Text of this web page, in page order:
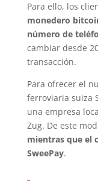
Para ello, los
monedero
número de
cambiar desde
transacción.
Para ofrecer el
ferroviaria suiza
una empresa
Zug. De este
mientras que el
SweePay.